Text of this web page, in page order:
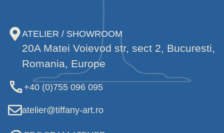
ATELIER / SHOWROOM
20A Matei Voievod str, sect 2, Bucuresti,
Romania, Europe
+40 (0)755 096 095
atelier@tiffany-art.ro